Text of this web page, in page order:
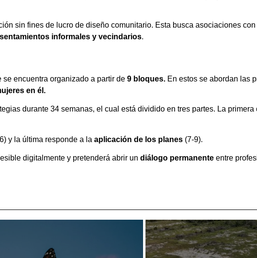
sin fines de lucro de diseño comunitario. Esta busca asociaciones
informales y vecindarios.
encuentra organizado a partir de 9 bloques. En estos se abordan las
en él.
durante 34 semanas, el cual está dividido en tres partes. La primera
y la última responde a la aplicación de los planes (7-9).
digitalmente y pretenderá abrir un diálogo permanente entre